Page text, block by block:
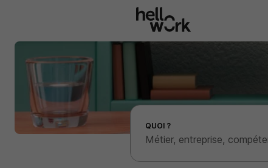
Effectuer une recherche d'emploi par localité
QUOI ?